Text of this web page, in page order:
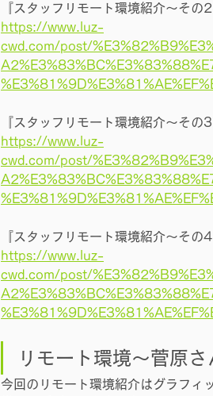
『スタッフリモート環境紹介～その2
https://www.luz-
cwd.com/post/
『スタッフリモート環境紹介～その3
https://www.luz-
cwd.com/post/
『スタッフリモート環境紹介～その4
https://www.luz-
cwd.com/post/
リモート環境～菅原さ
今回のリモート環境紹介はグラフィ